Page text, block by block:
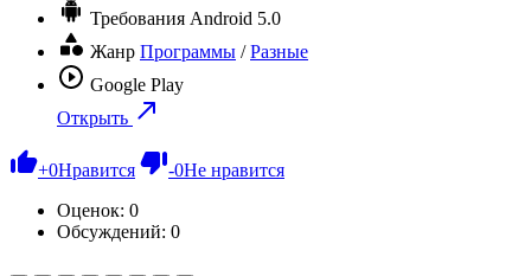
Требования Android 5.0
Жанр Программы /Разные
Google Play
Открыть
+0Нравится -0Не нравится
Оценок: 0
Обсуждений: 0